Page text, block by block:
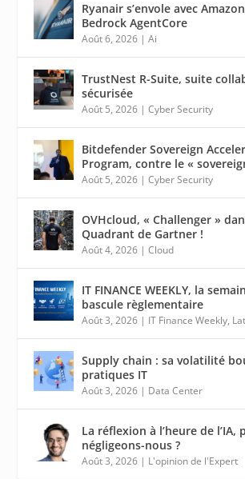
Ryanair s’envole avec
Bedrock AgentCore
Août 6, 2026 |Ai
TrustNest R-Suite, suite
sécurisée
Août 5, 2026 |Cyber Security
Bitdefender Sovereign
Program, contre le «
Août 5, 2026 |Cyber Security
OVHcloud, « Challenger »
Quadrant de Gartner !
Août 4, 2026 |Cloud
IT FINANCE WEEKLY, la
bascule règlementaire
Août 3, 2026 | IT Finance Weekly,
Supply chain : sa volatilité
pratiques IT
Août 3, 2026 | Data Center
La réflexion à l’heure de l’IA,
négligeons-nous ?
Août 3, 2026 | L'opinion de l'Expert